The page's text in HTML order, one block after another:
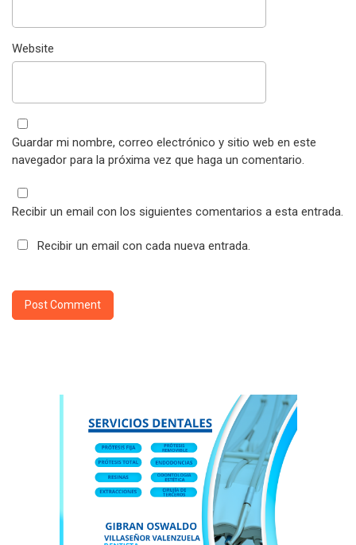
Website
Guardar mi nombre, correo electrónico y sitio web en este
navegador para la próxima vez que haga un comentario.
Recibir un email con los siguientes comentarios a esta entrada.
Recibir un email con cada nueva entrada.